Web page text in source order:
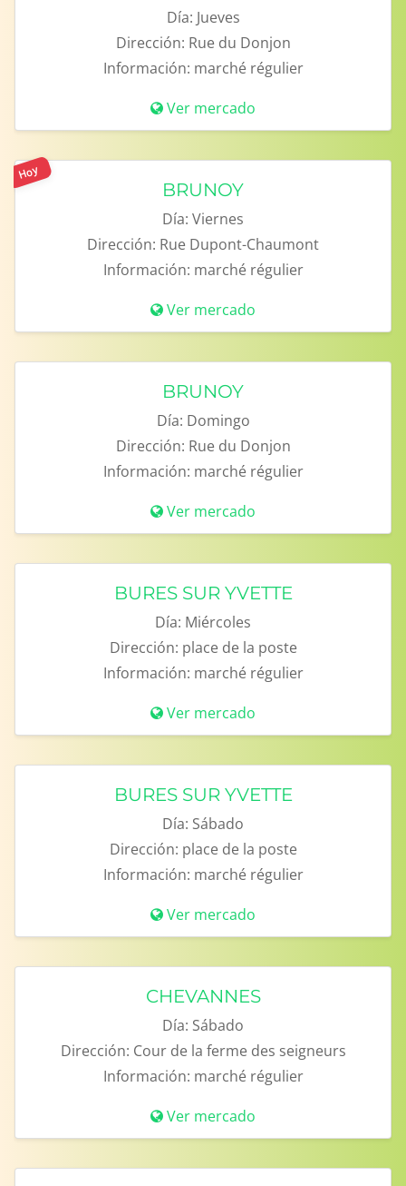
Día: Jueves
Dirección: Rue du Donjon
Información: marché régulier
Ver mercado
Hoy
BRUNOY
Día: Viernes
Dirección: Rue Dupont-Chaumont
Información: marché régulier
Ver mercado
BRUNOY
Día: Domingo
Dirección: Rue du Donjon
Información: marché régulier
Ver mercado
BURES SUR YVETTE
Día: Miércoles
Dirección: place de la poste
Información: marché régulier
Ver mercado
BURES SUR YVETTE
Día: Sábado
Dirección: place de la poste
Información: marché régulier
Ver mercado
CHEVANNES
Día: Sábado
Dirección: Cour de la ferme des seigneurs
Información: marché régulier
Ver mercado